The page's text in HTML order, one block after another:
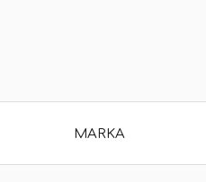
MARKA